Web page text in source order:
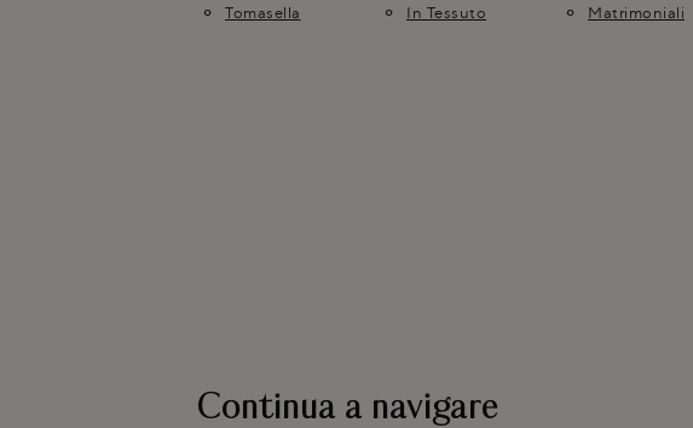
Tomasella In Tessuto Matrimoniali
Continua a navigare